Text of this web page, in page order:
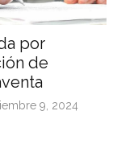
por
de
9, 2024